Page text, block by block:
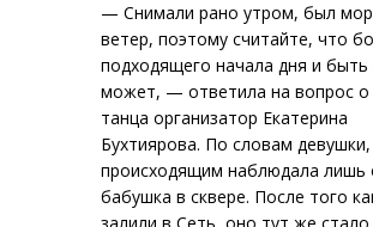
— Снимали рано утром, был
ветер, поэтому считайте, что
подходящего начала дня и быть
может, — ответила на вопрос
танца организатор Екатерина
Бухтиярова. По словам девушки,
происходящим наблюдала лишь
бабушка в сквере. После того